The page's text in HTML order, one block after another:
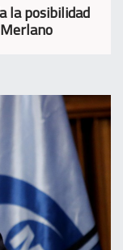
la posibilidad